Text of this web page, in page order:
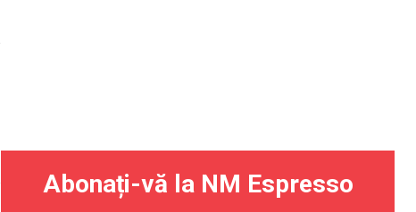
Abonați-vă la NM Espresso